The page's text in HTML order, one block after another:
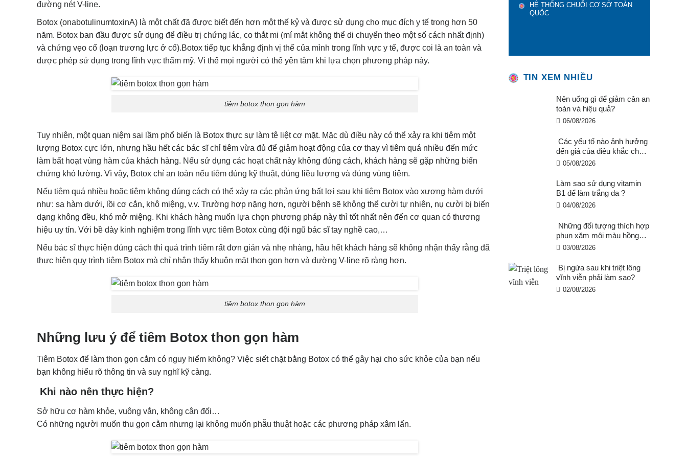
đường nét V-line.
Botox (onabotulinumtoxinA) là một chất đã được biết đến hơn một thế kỷ và được sử dụng cho mục đích y tế trong hơn 50
năm. Botox ban đầu được sử dụng để điều trị chứng lác, co thắt mi (mí mắt không thể di chuyển theo một số cách nhất định)
và chứng vẹo cổ (loạn trương lực ở cổ).Botox tiếp tục khẳng định vị thế của mình trong lĩnh vực y tế, được coi là an toàn và
được phép sử dụng trong lĩnh vực thẩm mỹ. Vì thế mọi người có thể yên tâm khi lựa chọn phương pháp này.
tiêm botox thon gọn hàm
Tuy nhiên, một quan niệm sai lầm phổ biến là Botox thực sự làm tê liệt cơ mặt. Mặc dù điều này có thể xảy ra khi tiêm một
lượng Botox cực lớn, nhưng hầu hết các bác sĩ chỉ tiêm vừa đủ để giảm hoạt động của cơ thay vì tiêm quá nhiều đến mức
làm bất hoạt vùng hàm của khách hàng. Nếu sử dụng các hoạt chất này không đúng cách, khách hàng sẽ gặp những biến
chứng khó lường. Vì vậy, Botox chỉ an toàn nếu tiêm đúng kỹ thuật, đúng liều lượng và đúng vùng tiêm.
Nếu tiêm quá nhiều hoặc tiêm không đúng cách có thể xảy ra các phản ứng bất lợi sau khi tiêm Botox vào xương hàm dưới
như: sa hàm dưới, lồi cơ cắn, khô miệng, v.v. Trường hợp nặng hơn, người bệnh sẽ không thể cười tự nhiên, nụ cười bị biến
dạng không đều, khó mở miệng. Khi khách hàng muốn lựa chọn phương pháp này thì tốt nhất nên đến cơ quan có thương
hiệu uy tín. Với bề dày kinh nghiệm trong lĩnh vực tiêm Botox cùng đội ngũ bác sĩ tay nghề cao,…
Nếu bác sĩ thực hiện đúng cách thì quá trình tiêm rất đơn giản và nhẹ nhàng, hầu hết khách hàng sẽ không nhận thấy rằng đã
thực hiện quy trình tiêm Botox mà chỉ nhận thấy khuôn mặt thon gọn hơn và đường V-line rõ ràng hơn.
tiêm botox thon gọn hàm
Những lưu ý để tiêm Botox thon gọn hàm
Tiêm Botox để làm thon gọn cằm có nguy hiểm không? Việc siết chặt bằng Botox có thể gây hại cho sức khỏe của bạn nếu
bạn không hiểu rõ thông tin và suy nghĩ kỹ càng.
Khi nào nên thực hiện?
Sở hữu cơ hàm khỏe, vuông vắn, không cân đối…
Có những người muốn thu gọn cằm nhưng lại không muốn phẫu thuật hoặc các phương pháp xâm lấn.
HỆ THỐNG CHUỖI CƠ SỞ TOÀN
QUỐC
TIN XEM NHIỀU
Nên uống gì để giảm cân an
toàn và hiệu quả?
06/08/2026
Các yếu tố nào ảnh hưởng
đến giá của điêu khắc chân
mày ?
05/08/2026
Làm sao sử dụng vitamin
B1 để làm trắng da ?
04/08/2026
Những đối tượng thích hợp
phun xăm môi màu hồng
cam san hô?
03/08/2026
Bị ngứa sau khi triệt lông
vĩnh viễn phải làm sao?
02/08/2026